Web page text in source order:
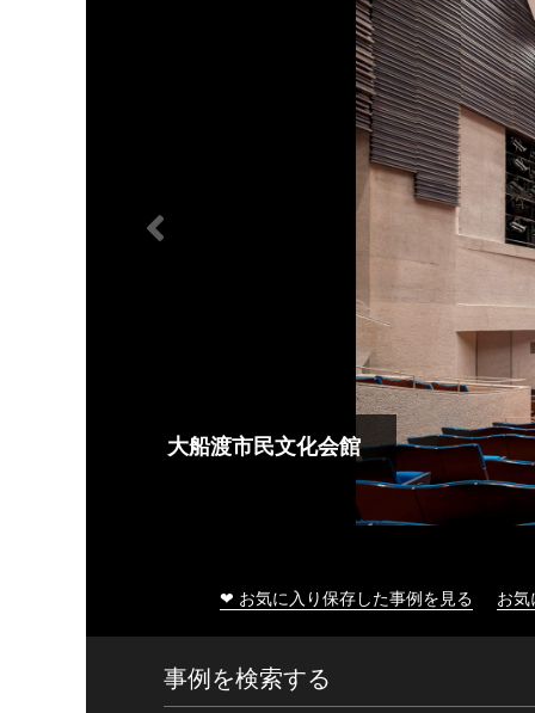
大船渡市民文化会館
❤ お気に入り保存した事例を見る お
事例を検索する